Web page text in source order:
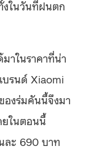
งในวันที่ฝนตก
าในราคาที่น่า
รนด์ Xiaomi
องร่มคันนี้จึงมา
ยในตอนนี้
ละ 690 บาท